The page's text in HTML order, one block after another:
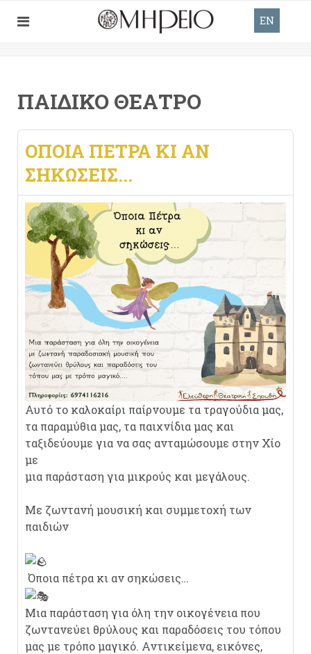
EN
ΠΑΙΔΙΚΌ ΘΈΑΤΡΟ
ΟΠΟΙΑ ΠΕΤΡΑ ΚΙ ΑΝ
ΣΗΚΩΣΕΙΣ...
Αυτό το καλοκαίρι παίρνουμε τα τραγούδια μας,
τα παραμύθια μας, τα παιχνίδια μας και
ταξιδεύουμε για να σας ανταμώσουμε στην Χίο
με
μια παράσταση για μικρούς και μεγάλους.
Με ζωντανή μουσική και συμμετοχή των
παιδιών
Όποια πέτρα κι αν σηκώσεις…
Μια παράσταση για όλη την οικογένεια που
ζωντανεύει θρύλους και παραδόσεις του τόπου
μας με τρόπο μαγικό. Αντικείμενα, εικόνες,